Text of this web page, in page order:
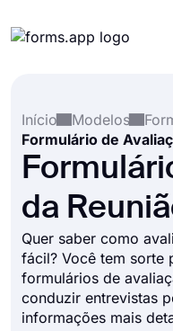
Integrações
Modelos
Recursos
Início
Modelos
da
Quer saber como
fácil? Você tem sorte
formulários de
conduzir entrevistas
informações mais